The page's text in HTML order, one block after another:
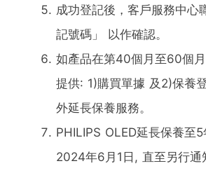
成功登記後，客戶服務中心
記號碼」 以作確認。
如產品在第40個月至60個
提供: 1)購買單據 及2)保養
外延長保養服務。
PHILIPS OLED延長保養至
2024年6月1日, 直至另行通